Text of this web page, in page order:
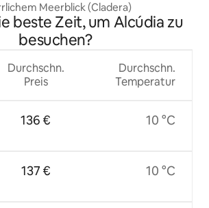
Meerblick (Cladera)
beste Zeit, um Alcúdia zu
besuchen?
Durchschn.
Preis
136 €
137 €
Durchschn.
Temperatur
10 °C
10 °C